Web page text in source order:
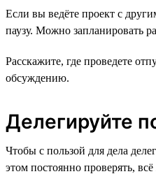
Если вы ведёте проект с
паузу. Можно запланировать
Расскажите, где проведете
обсуждению.
Делегируйте
Чтобы с пользой для дела
этом постоянно проверять,